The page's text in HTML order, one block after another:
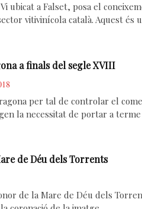
ubicat a Falset, posa el
vitivinícola català. Aquest és
a finals del segle XVIII
per tal de controlar el
la necessitat de portar a
de Déu dels Torrents
de la Mare de Déu dels